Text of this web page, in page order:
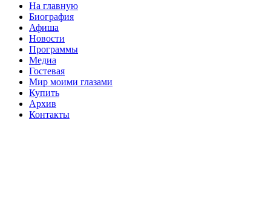
На главную
Биография
Афиша
Новости
Программы
Медиа
Гостевая
Мир моими глазами
Купить
Архив
Контакты